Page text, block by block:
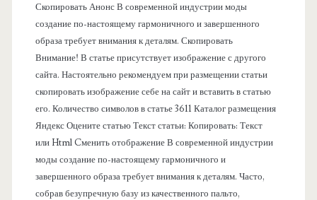
Скопировать Анонс В современной индустрии моды
создание по-настоящему гармоничного и завершенного
образа требует внимания к деталям. Скопировать
Внимание! В статье присутствует изображение с другого
сайта. Настоятельно рекомендуем при размещении статьи
скопировать изображение себе на сайт и вставить в статью
его. Количество символов в статье 3611 Каталог размещения
Яндекс Оцените статью Текст статьи: Копировать: Текст
или Html Cменить отображение В современной индустрии
моды создание по-настоящему гармоничного и
завершенного образа требует внимания к деталям. Часто,
собрав безупречную базу из качественного пальто,